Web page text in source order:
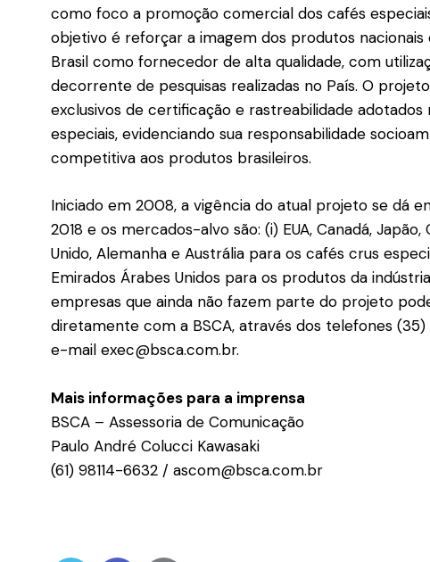
como foco a promoção comercial dos cafés
objetivo é reforçar a imagem dos produtos
Brasil como fornecedor de alta qualidade, com
decorrente de pesquisas realizadas no País. O
exclusivos de certificação e rastreabilidade
especiais, evidenciando sua responsabilidade
competitiva aos produtos brasileiros.
Iniciado em 2008, a vigência do atual projeto se dá
2018 e os mercados-alvo são: (i) EUA, Canadá, Japão,
Unido, Alemanha e Austrália para os cafés crus
Emirados Árabes Unidos para os produtos da
empresas que ainda não fazem parte do projeto
diretamente com a BSCA, através dos telefones
e-mail exec@bsca.com.br.
Mais informações para a imprensa
BSCA – Assessoria de Comunicação
Paulo André Colucci Kawasaki
(61) 98114-6632 / ascom@bsca.com.br